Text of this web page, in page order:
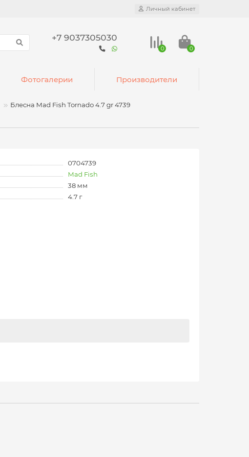
Личный кабинет
+7 9037305030
0 0
Фотогалерии Производители
Блесна Mad Fish Tornado 4.7 gr 4739
0704739
Mad Fish
38 мм
4.7 г